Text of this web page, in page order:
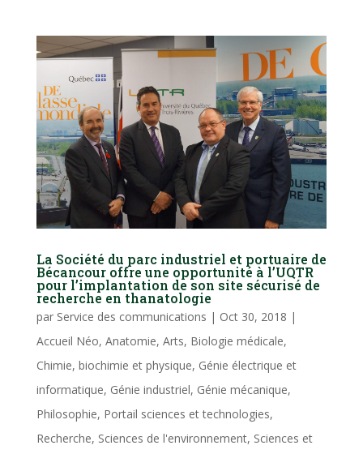
La Société du parc industriel et portuaire de
Bécancour offre une opportunité à l’UQTR
pour l’implantation de son site sécurisé de
recherche en thanatologie
par Service des communications | Oct 30, 2018 |
Accueil Néo, Anatomie, Arts, Biologie médicale,
Chimie, biochimie et physique, Génie électrique et
informatique, Génie industriel, Génie mécanique,
Philosophie, Portail sciences et technologies,
Recherche, Sciences de l'environnement, Sciences et